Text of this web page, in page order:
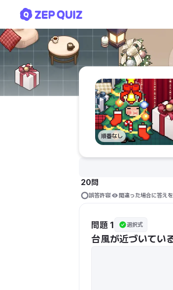
順番なし
20問
誤答許容 間違った場合に答え
問題 1 選択式
台風が近づいてい